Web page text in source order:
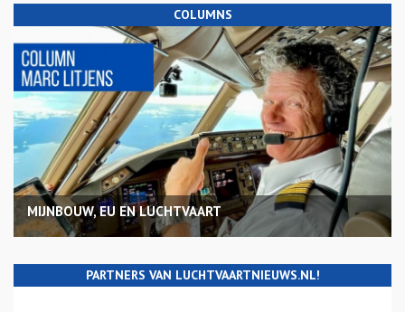
COLUMNS
MIJNBOUW, EU EN LUCHTVAART
PARTNERS VAN LUCHTVAARTNIEUWS.NL!